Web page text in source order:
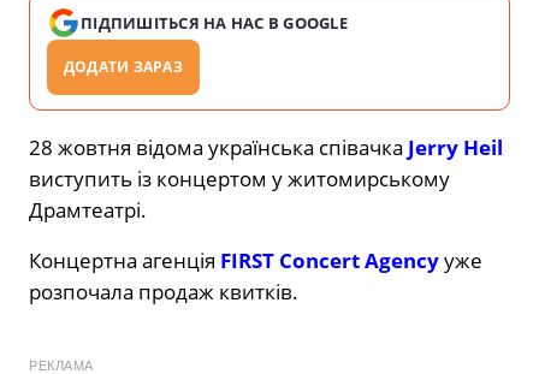
ПІДПИШІТЬСЯ НА НАС В GOOGLE
ДОДАТИ ЗАРАЗ
28 жовтня відома українська співачка Jerry Heil
виступить із концертом у житомирському
Драмтеатрі.
Концертна агенція FIRST Concert Agencyуже
розпочала продаж квитків.
РЕКЛАМА